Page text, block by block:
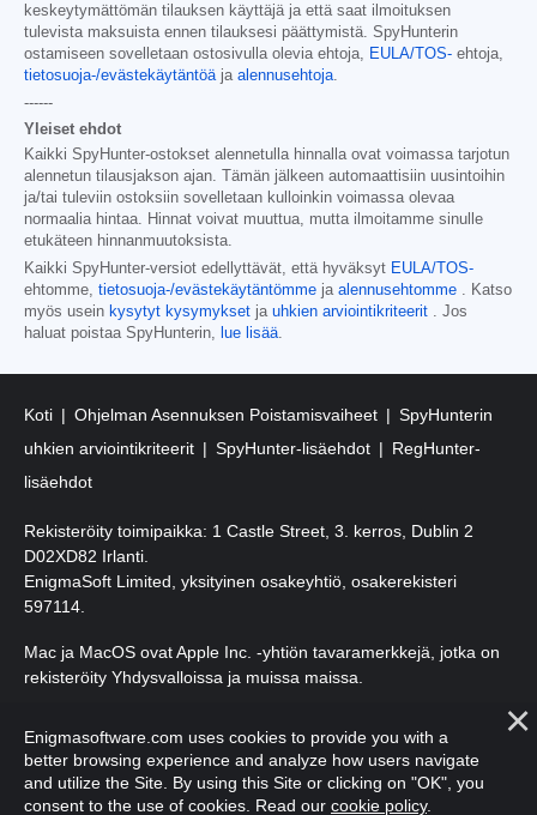
keskeytymättömän tilauksen käyttäjä ja että saat ilmoituksen
tulevista maksuista ennen tilauksesi päättymistä. SpyHunterin
ostamiseen sovelletaan ostosivulla olevia ehtoja, EULA/TOS- ehtoja,
tietosuoja-/evästekäytäntöäja alennusehtoja.
------
Yleiset ehdot
Kaikki SpyHunter-ostokset alennetulla hinnalla ovat voimassa tarjotun
alennetun tilausjakson ajan. Tämän jälkeen automaattisiin uusintoihin
ja/tai tuleviin ostoksiin sovelletaan kulloinkin voimassa olevaa
normaalia hintaa. Hinnat voivat muuttua, mutta ilmoitamme sinulle
etukäteen hinnanmuutoksista.
Kaikki SpyHunter-versiot edellyttävät, että hyväksyt EULA/TOS-
ehtomme, tietosuoja-/evästekäytäntömme ja alennusehtomme . Katso
myös usein kysytyt kysymykset ja uhkien arviointikriteerit . Jos
haluat poistaa SpyHunterin, lue lisää.
Koti Ohjelman Asennuksen Poistamisvaiheet
SpyHunterin
uhkien arviointikriteerit
SpyHunter-lisäehdot
RegHunter-
lisäehdot
Rekisteröity toimipaikka: 1 Castle Street, 3. kerros, Dublin 2
D02XD82 Irlanti.
EnigmaSoft Limited, yksityinen osakeyhtiö, osakerekisteri
597114.
Mac ja MacOS ovat Apple Inc. -yhtiön tavaramerkkejä, jotka on
rekisteröity Yhdysvalloissa ja muissa maissa.
pidätetään.
Enigmasoftware.com uses cookies to provide you with a
better browsing experience and analyze how users navigate
and utilize the Site. By using this Site or clicking on "OK", you
consent to the use of cookies. Read our cookie policy.